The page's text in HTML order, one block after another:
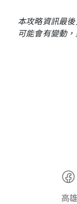
本攻略資訊最
可能會有變動
高